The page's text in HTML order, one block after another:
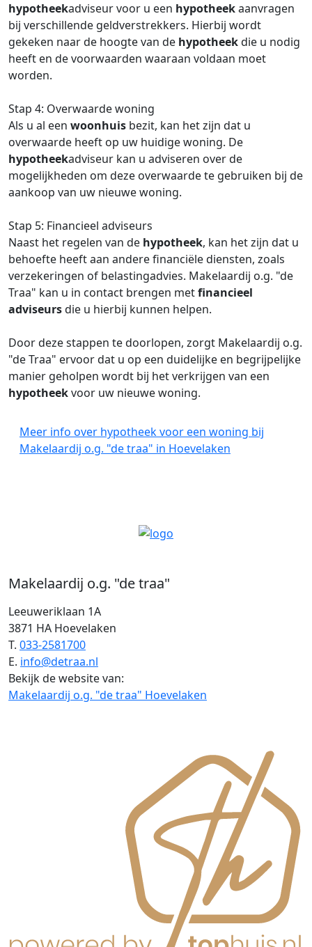
Makelaardij o.g. "de traa"
Leeuweriklaan 1A
3871 HA Hoevelaken
T. 033-2581700
E. info@detraa.nl
Bekijk de website van:
Makelaardij o.g. "de traa" Hoevelaken
hypotheekadviseur voor u een hypotheekaanvragen
bij verschillende geldverstrekkers. Hierbij wordt
gekeken naar de hoogte van de hypotheekdie u nodig
heeft en de voorwaarden waaraan voldaan moet
worden.
Stap 4: Overwaarde woning
Als u al een woonhuis bezit, kan het zijn dat u
overwaarde heeft op uw huidige woning. De
hypotheekadviseur kan u adviseren over de
mogelijkheden om deze overwaarde te gebruiken bij de
aankoop van uw nieuwe woning.
Stap 5: Financieel adviseurs
Naast het regelen van de hypotheek, kan het zijn dat u
behoefte heeft aan andere financiële diensten, zoals
verzekeringen of belastingadvies. Makelaardij o.g. "de
Traa" kan u in contact brengen metfinancieel
adviseursdie u hierbij kunnen helpen.
Door deze stappen te doorlopen, zorgt Makelaardij o.g.
"de Traa" ervoor dat u op een duidelijke en begrijpelijke
manier geholpen wordt bij het verkrijgen van een
hypotheekvoor uw nieuwe woning.
Meer info over hypotheek voor een woning bij
Makelaardij o.g. "de traa" in Hoevelaken